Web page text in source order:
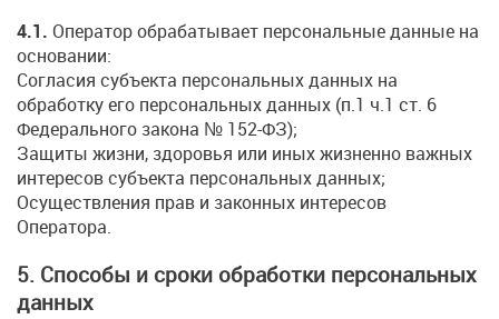
4.1. Оператор обрабатывает персональные данные на
основании:
Согласия субъекта персональных данных на
обработку его персональных данных (п.1 ч.1 ст. 6
Федерального закона № 152-ФЗ);
Защиты жизни, здоровья или иных жизненно важных
интересов субъекта персональных данных;
Осуществления прав и законных интересов
Оператора.
5. Способы и сроки обработки персональных
данных